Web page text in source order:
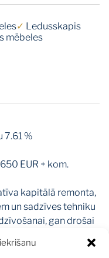
✓ Ledusskapis
mēbeles
7.61 %
EUR + kom.
kapitālā remonta,
un sadzīves tehniku
gan drošai